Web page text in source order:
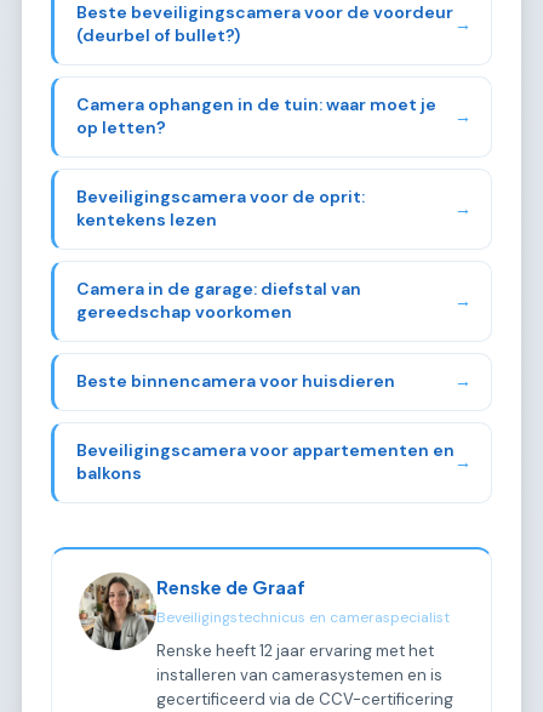
Beste beveiligingscamera voor de voordeur
(deurbel of bullet?)
→
Camera ophangen in de tuin: waar moet je
op letten?
→
Beveiligingscamera voor de oprit:
kentekens lezen
→
Camera in de garage: diefstal van
gereedschap voorkomen
→
Beste binnencamera voor huisdieren →
Beveiligingscamera voor appartementen en
balkons
→
Renske de Graaf
Beveiligingstechnicus en cameraspecialist
Renske heeft 12 jaar ervaring met het
installeren van camerasystemen en is
gecertificeerd via de CCV-certificering